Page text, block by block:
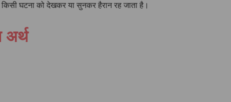
घटना को देखकर या सुनकर हैरान रह जाता है।
अर्थ